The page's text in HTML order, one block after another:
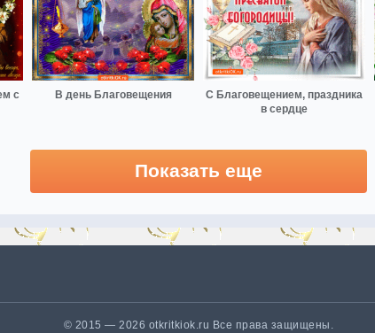
с В день Благовещения
С Благовещением, праздника
в сердце
Показать еще
© 2015 — 2026 otkritkiok.ru Все права защищены.